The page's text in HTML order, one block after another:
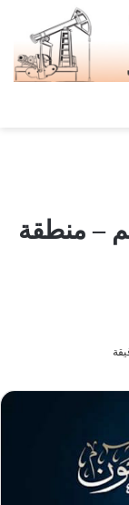
– منطقة